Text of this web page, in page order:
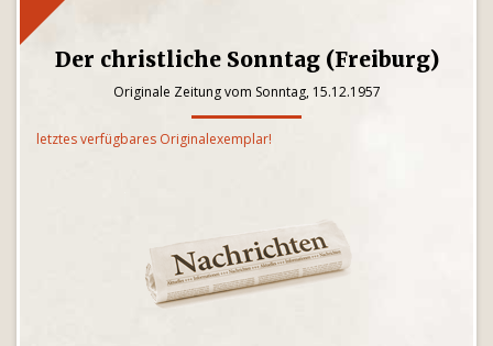
Der christliche Sonntag (Freiburg)
Originale Zeitung vom Sonntag, 15.12.1957
letztes verfügbares Originalexemplar!